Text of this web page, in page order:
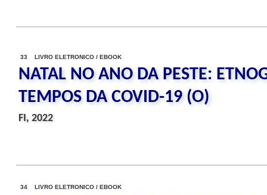
33 LIVRO ELETRONICO / EBOOK
NATAL NO ANO DA PESTE:
TEMPOS DA COVID-19 (O)
FI, 2022
34 LIVRO ELETRONICO / EBOOK